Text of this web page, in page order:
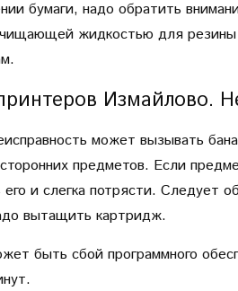
бумаги, надо обратить
жидкостью для резины
Измайлово.
может вызывать
предметов. Если
его и слегка потрясти. Следует
вытащить картридж.
быть сбой программного